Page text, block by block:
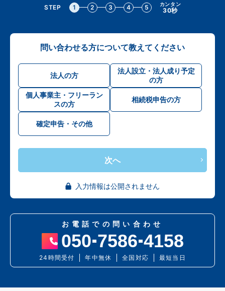
STEP 1 2 3 4 5 カンタン
30秒
問い合わせる方について教えてください
法人の方
法人設立・法人成り予定
の方
個人事業主・フリーラン
スの方
相続税申告の方
確定申告・その他
次へ
入力情報は公開されません
お電話での問い合わせ
050 7586 4158
24時間受付 年中無休 全国対応 最短当日